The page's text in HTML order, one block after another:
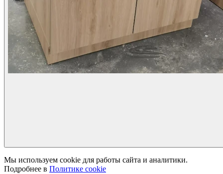
Мы используем cookie для работы сайта и аналитики.
Подробнее в Политике cookie